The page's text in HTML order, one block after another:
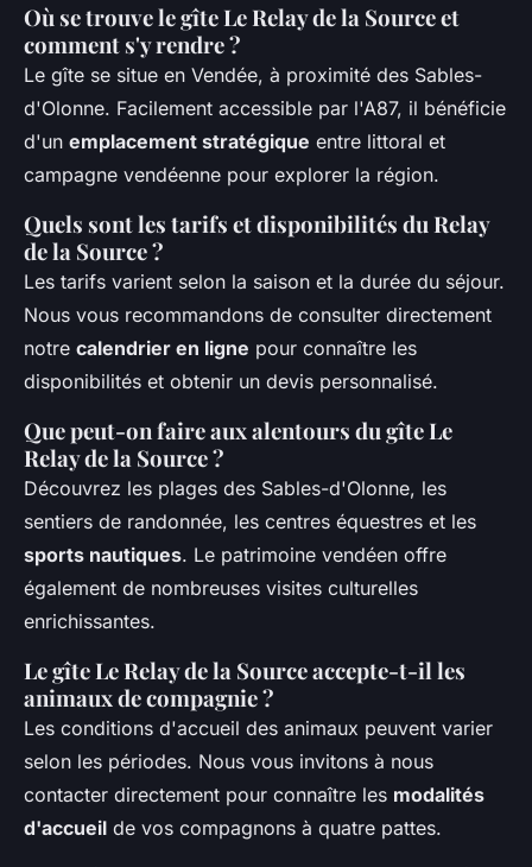
Où se trouve le gîte Le Relay de la Source et
comment s'y rendre ?
Le gîte se situe en Vendée, à proximité des Sables-
d'Olonne. Facilement accessible par l'A87, il bénéficie
d'un emplacement stratégique entre littoral et
campagne vendéenne pour explorer la région.
Quels sont les tarifs et disponibilités du Relay
de la Source ?
Les tarifs varient selon la saison et la durée du séjour.
Nous vous recommandons de consulter directement
notre calendrier en ligne pour connaître les
disponibilités et obtenir un devis personnalisé.
Que peut-on faire aux alentours du gîte Le
Relay de la Source ?
Découvrez les plages des Sables-d'Olonne, les
sentiers de randonnée, les centres équestres et les
sports nautiques. Le patrimoine vendéen offre
également de nombreuses visites culturelles
enrichissantes.
Le gîte Le Relay de la Source accepte-t-il les
animaux de compagnie ?
Les conditions d'accueil des animaux peuvent varier
selon les périodes. Nous vous invitons à nous
contacter directement pour connaître les modalités
d'accueil de vos compagnons à quatre pattes.